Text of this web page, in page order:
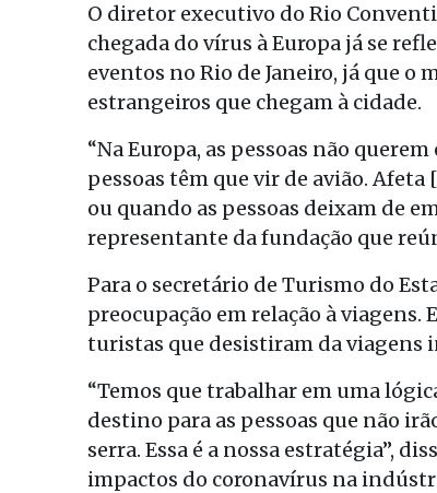
O diretor executivo do Rio
chegada do vírus à Europa já se
eventos no Rio de Janeiro, já que
estrangeiros que chegam à cidade.
“Na Europa, as pessoas não
pessoas têm que vir de avião.
ou quando as pessoas deixam de
representante da fundação que
Para o secretário de Turismo do
preocupação em relação à viagens.
turistas que desistiram da viagens
“Temos que trabalhar em uma
destino para as pessoas que não
serra. Essa é a nossa estratégia”,
impactos do coronavírus na